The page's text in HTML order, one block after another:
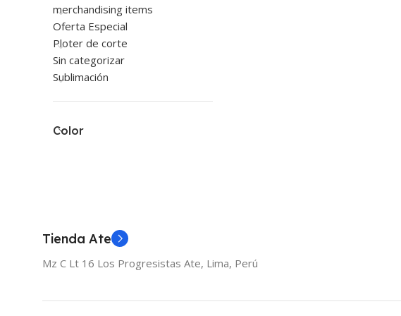
merchandising items
Oferta Especial
Ploter de corte
Sin categorizar
Sublimación
Color
Tienda Ate
Mz C Lt 16 Los Progresistas Ate, Lima, Perú